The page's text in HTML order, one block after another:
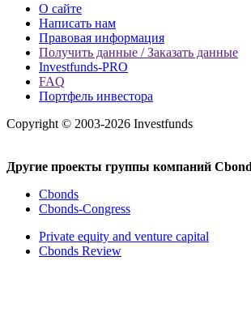
О сайте
Написать нам
Правовая информация
Получить данные / Заказать данные
Investfunds-PRO
FAQ
Портфель инвестора
Copyright © 2003-2026 Investfunds
Другие проекты группы компаний
Cbonds
Cbonds-Congress
Private equity and venture capital
Cbonds Review